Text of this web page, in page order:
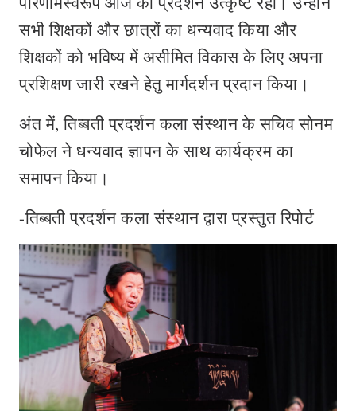
सभी शिक्षकों और छात्रों का धन्यवाद किया और
शिक्षकों को भविष्य में असीमित विकास के लिए अपना
प्रशिक्षण जारी रखने हेतु मार्गदर्शन प्रदान किया।
अंत में, तिब्बती प्रदर्शन कला संस्थान के सचिव सोनम
चोफेल ने धन्यवाद ज्ञापन के साथ कार्यक्रम का
समापन किया।
-तिब्बती प्रदर्शन कला संस्थान द्वारा प्रस्तुत रिपोर्ट